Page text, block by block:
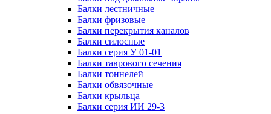
Балки лестничные
Балки фризовые
Балки перекрытия каналов
Балки силосные
Балки серия У 01-01
Балки таврового сечения
Балки тоннелей
Балки обвязочные
Балки крыльца
Балки серия ИИ 29-3